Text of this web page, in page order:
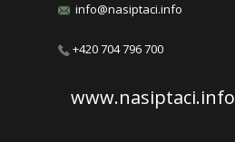
info@nasiptaci.info
​+420 704 796 700
www.nasiptaci.info